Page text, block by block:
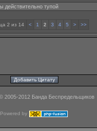
действительно тупой
2 из 14 < 1 2 3 4 5 > >>
2005-2012 Банда Беспредельщиков
Powered by